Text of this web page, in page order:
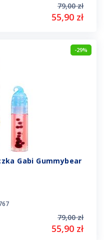
79,00 zł
55,90 zł
-29%
Gabi Gummybear
79,00 zł
55,90 zł